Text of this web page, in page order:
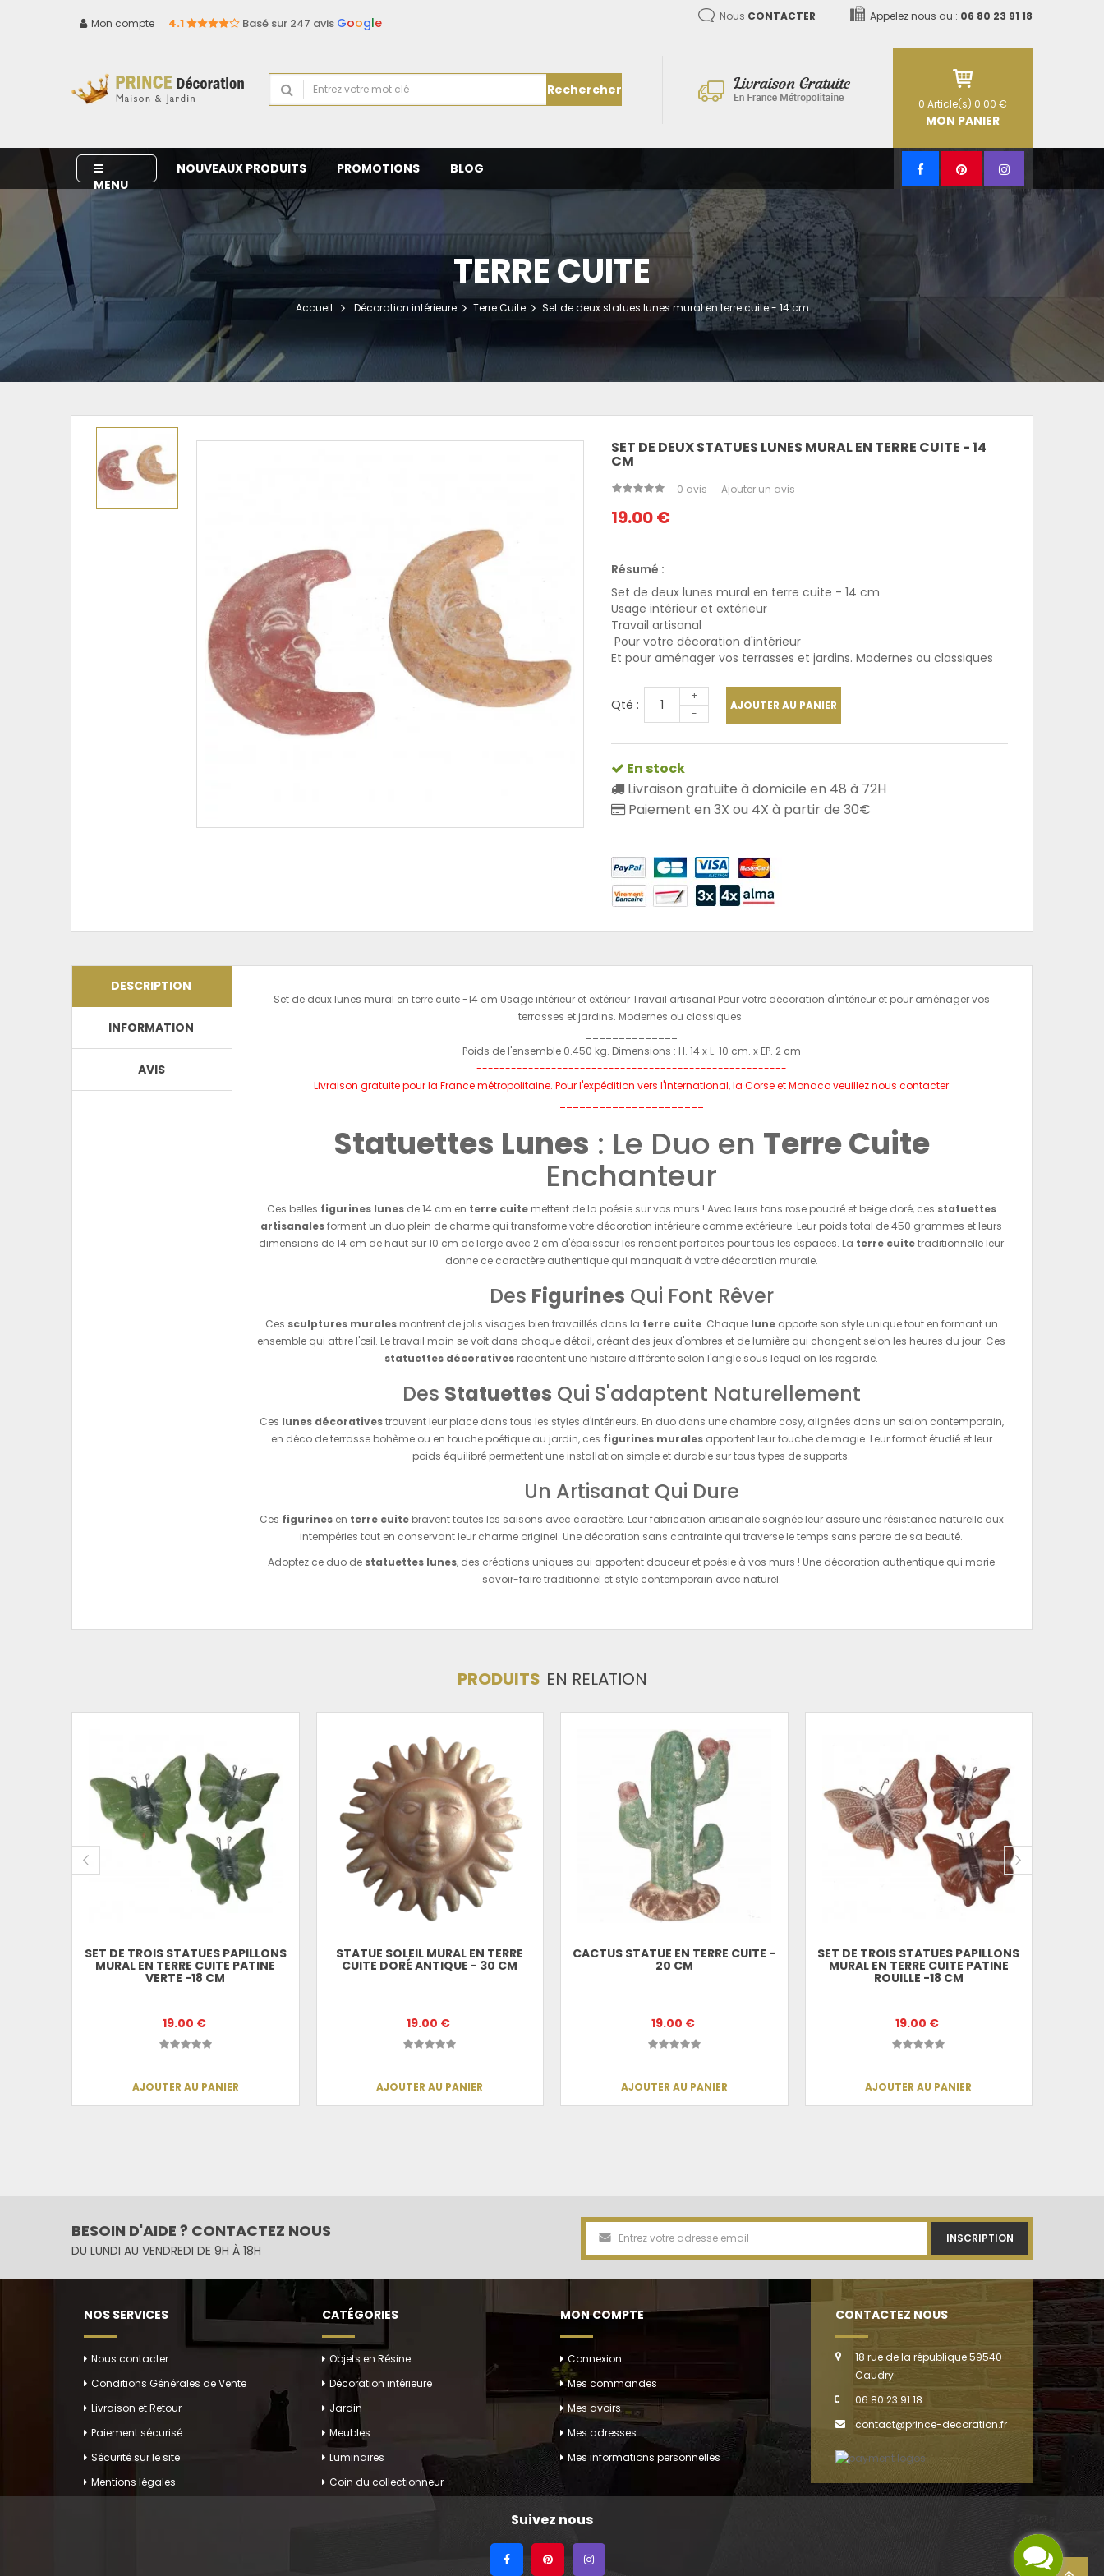
Mon compte 4.1 Basé sur 247 avis Google Nous CONTACTER Appelez nous au : 06 80 23 91 18
Rechercher
0 Article(s) 0.00 €
MON PANIER
MENU
NOUVEAUX PRODUITS PROMOTIONS BLOG
TERRE CUITE
Accueil Décoration intérieure Terre Cuite Set de deux statues lunes mural en terre cuite - 14 cm
SET DE DEUX STATUES LUNES MURAL EN TERRE CUITE - 14
CM
0 avis Ajouter un avis
19.00 €
Résumé :
Set de deux lunes mural en terre cuite - 14 cm
Usage intérieur et extérieur
Travail artisanal
Pour votre décoration d'intérieur
Et pour aménager vos terrasses et jardins. Modernes ou classiques
Qté :
+
-
AJOUTER AU PANIER
En stock
Livraison gratuite à domicile en 48 à 72H
Paiement en 3X ou 4X à partir de 30€
DESCRIPTION
INFORMATION
AVIS
Set de deux lunes mural en terre cuite -14 cm Usage intérieur et extérieur Travail artisanal Pour votre décoration d'intérieur et pour aménager vos
terrasses et jardins. Modernes ou classiques
Poids de l'ensemble 0.450 kg. Dimensions : H. 14 x L. 10 cm. x EP. 2 cm
------------------------------------------------------
Livraison gratuite pour la France métropolitaine. Pour l'expédition vers l'international, la Corse et Monaco veuillez nous contacter
Statuettes Lunes : Le Duo en Terre Cuite
Enchanteur
Ces belles figurines lunesde 14 cm en terre cuitemettent de la poésie sur vos murs ! Avec leurs tons rose poudré et beige doré, ces statuettes
artisanalesforment un duo plein de charme qui transforme votre décoration intérieure comme extérieure. Leur poids total de 450 grammes et leurs
dimensions de 14 cm de haut sur 10 cm de large avec 2 cm d'épaisseur les rendent parfaites pour tous les espaces. La terre cuitetraditionnelle leur
donne ce caractère authentique qui manquait à votre décoration murale.
Des Figurines Qui Font Rêver
Ces sculptures muralesmontrent de jolis visages bien travaillés dans la terre cuite. Chaque luneapporte son style unique tout en formant un
ensemble qui attire l'œil. Le travail main se voit dans chaque détail, créant des jeux d'ombres et de lumière qui changent selon les heures du jour. Ces
statuettes décoratives racontent une histoire différente selon l'angle sous lequel on les regarde.
Des Statuettes Qui S'adaptent Naturellement
Ces lunes décorativestrouvent leur place dans tous les styles d'intérieurs. En duo dans une chambre cosy, alignées dans un salon contemporain,
en déco de terrasse bohème ou en touche poétique au jardin, ces figurines muralesapportent leur touche de magie. Leur format étudié et leur
poids équilibré permettent une installation simple et durable sur tous types de supports.
Un Artisanat Qui Dure
Ces figurinesen terre cuitebravent toutes les saisons avec caractère. Leur fabrication artisanale soignée leur assure une résistance naturelle aux
intempéries tout en conservant leur charme originel. Une décoration sans contrainte qui traverse le temps sans perdre de sa beauté.
Adoptez ce duo de statuettes lunes, des créations uniques qui apportent douceur et poésie à vos murs ! Une décoration authentique qui marie
savoir-faire traditionnel et style contemporain avec naturel.
PRODUITS EN RELATION
SET DE TROIS STATUES PAPILLONS
MURAL EN TERRE CUITE PATINE
VERTE -18 CM
19.00 €
AJOUTER AU PANIER
STATUE SOLEIL MURAL EN TERRE
CUITE DORÉ ANTIQUE - 30 CM
19.00 €
AJOUTER AU PANIER
CACTUS STATUE EN TERRE CUITE -
20 CM
19.00 €
AJOUTER AU PANIER
SET DE TROIS STATUES PAPILLONS
MURAL EN TERRE CUITE PATINE
ROUILLE -18 CM
19.00 €
AJOUTER AU PANIER
BESOIN D'AIDE ? CONTACTEZ NOUS
DU LUNDI AU VENDREDI DE 9H À 18H
INSCRIPTION
NOS SERVICES
Nous contacter
Conditions Générales de Vente
Livraison et Retour
Paiement sécurisé
Sécurité sur le site
Mentions légales
CATÉGORIES
Objets en Résine
Décoration intérieure
Jardin
Meubles
Luminaires
Coin du collectionneur
MON COMPTE
Connexion
Mes commandes
Mes avoirs
Mes adresses
Mes informations personnelles
CONTACTEZ NOUS
18 rue de la république 59540
Caudry
06 80 23 91 18
contact@prince-decoration.fr
Suivez nous